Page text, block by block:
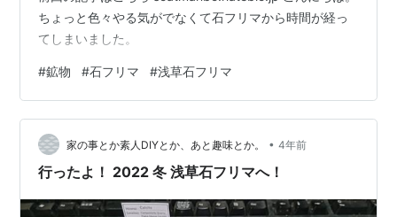
ちょっと色々やる気がでなくて石フリマから時間が経っ
てしまいました。
#鉱物 #石フリマ #浅草石フリマ
家の事とか素人DIYとか、あと趣味とか。 • 4年前
行ったよ！ 2022 冬 浅草石フリマへ！